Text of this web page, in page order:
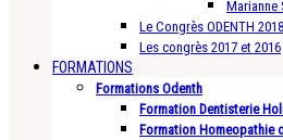
Marianne
Le Congrès ODENTH 2018
Les congrès 2017 et 2016
FORMATIONS
Formations Odenth
Formation Dentisterie
Formation